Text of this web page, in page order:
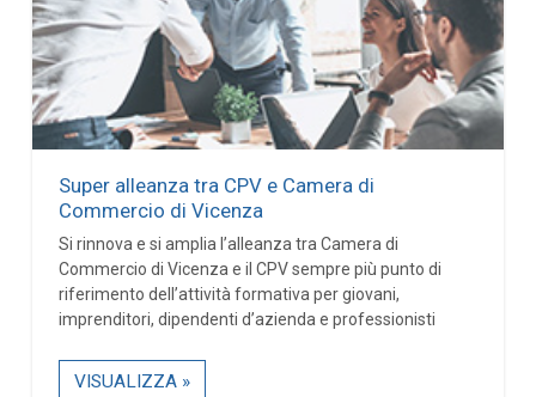
Super alleanza tra CPV e Camera di
Commercio di Vicenza
Si rinnova e si amplia l’alleanza tra Camera di
Commercio di Vicenza e il CPV sempre più punto di
riferimento dell’attività formativa per giovani,
imprenditori, dipendenti d’azienda e professionisti
VISUALIZZA »